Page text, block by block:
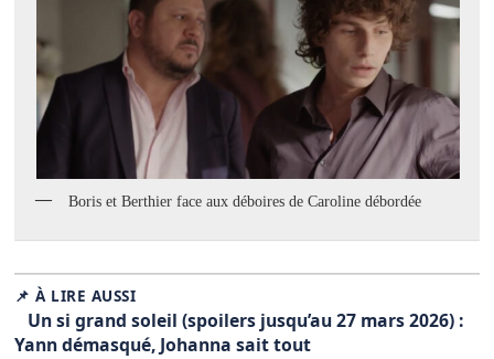
Boris et Berthier face aux déboires de Caroline débordée
📌 À LIRE AUSSI
Un si grand soleil (spoilers jusqu’au 27 mars 2026) :
Yann démasqué, Johanna sait tout